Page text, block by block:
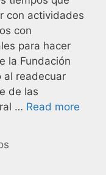
con actividades
con
para hacer
la Fundación
al readecuar
de las
… Read more